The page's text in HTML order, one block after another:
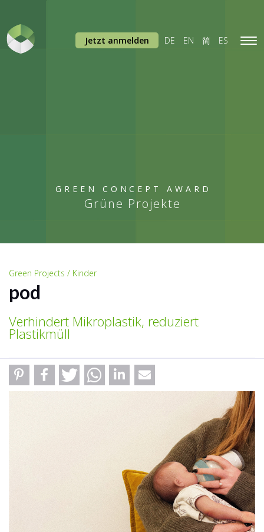
GREEN CONCEPT AWARD
Grüne Projekte
Jetzt anmelden DE EN 简 ES
Green Projects / Kinder
pod
Verhindert Mikroplastik, reduziert
Plastikmüll